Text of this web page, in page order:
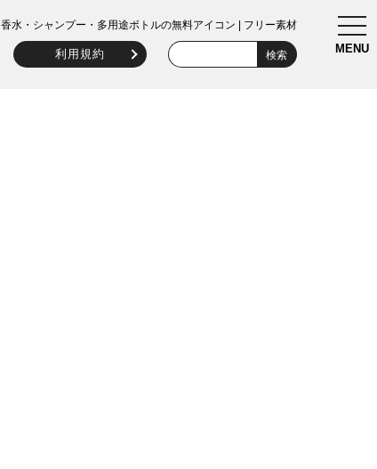
MENU
香水・シャンプー・多用途ボトルの無料アイコン | フリー素材
利用規約